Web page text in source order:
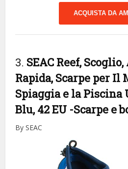
ACQUISTA DA
3. SEAC Reef,
Rapida, Scarpe per Il
Spiaggia e la
Blu, 42 EU -Scarpe e
By SEAC